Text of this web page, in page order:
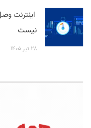
اینترنت
نیست
۲۸ تیر ۱۴۰۵